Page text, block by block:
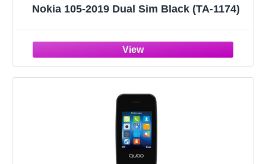
Nokia 105-2019 Dual Sim Black (TA-1174)